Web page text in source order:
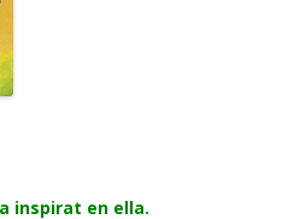
inspirat en ella.